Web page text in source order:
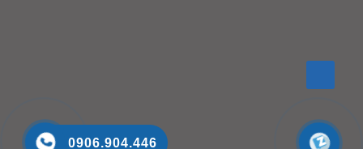
0906.904.446